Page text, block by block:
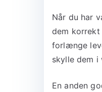
Når du har
dem
forlænge
skylle dem
En anden